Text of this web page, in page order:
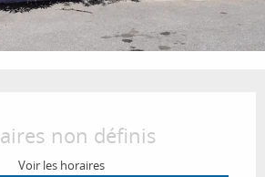
non définis
Voir les horaires